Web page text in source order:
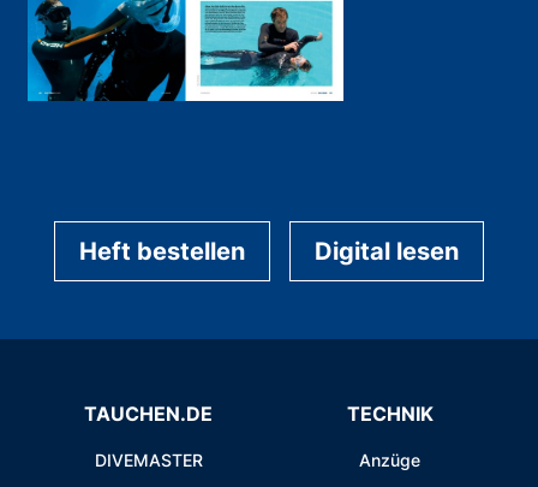
Heft bestellen Digital lesen
TAUCHEN.DE
DIVEMASTER
TECHNIK
Anzüge